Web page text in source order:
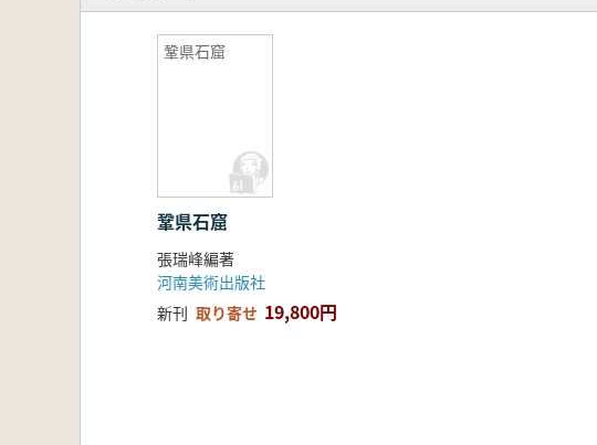
鞏県石窟
鞏県石窟
張瑞峰編著
河南美術出版社
新刊 取り寄せ 19,800円